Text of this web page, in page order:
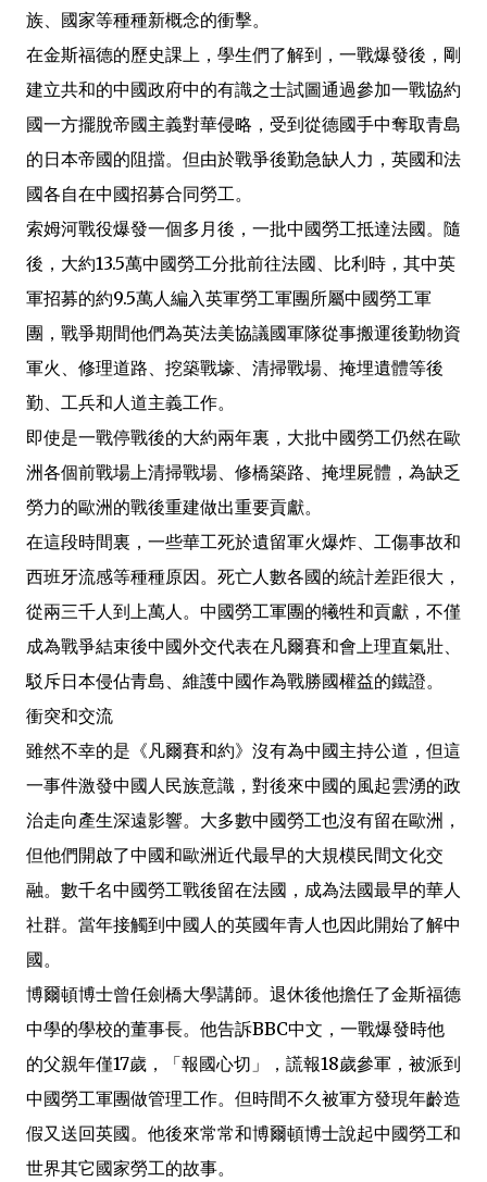
族、國家等種種新概念的衝擊。
在金斯福德的歷史課上，學生們了解到，一戰爆發後，剛
建立共和的中國政府中的有識之士試圖通過參加一戰協約
國一方擺脫帝國主義對華侵略，受到從德國手中奪取青島
的日本帝國的阻擋。但由於戰爭後勤急缺人力，英國和法
國各自在中國招募合同勞工。
索姆河戰役爆發一個多月後，一批中國勞工抵達法國。隨
後，大約13.5萬中國勞工分批前往法國、比利時，其中英
軍招募的約9.5萬人編入英軍勞工軍團所屬中國勞工軍
團，戰爭期間他們為英法美協議國軍隊從事搬運後勤物資
軍火、修理道路、挖築戰壕、清掃戰場、掩埋遺體等後
勤、工兵和人道主義工作。
即使是一戰停戰後的大約兩年裏，大批中國勞工仍然在歐
洲各個前戰場上清掃戰場、修橋築路、掩埋屍體，為缺乏
勞力的歐洲的戰後重建做出重要貢獻。
在這段時間裏，一些華工死於遺留軍火爆炸、工傷事故和
西班牙流感等種種原因。死亡人數各國的統計差距很大，
從兩三千人到上萬人。中國勞工軍團的犧牲和貢獻，不僅
成為戰爭結束後中國外交代表在凡爾賽和會上理直氣壯、
駁斥日本侵佔青島、維護中國作為戰勝國權益的鐵證。
衝突和交流
雖然不幸的是《凡爾賽和約》沒有為中國主持公道，但這
一事件激發中國人民族意識，對後來中國的風起雲湧的政
治走向產生深遠影響。大多數中國勞工也沒有留在歐洲，
但他們開啟了中國和歐洲近代最早的大規模民間文化交
融。數千名中國勞工戰後留在法國，成為法國最早的華人
社群。當年接觸到中國人的英國年青人也因此開始了解中
國。
博爾頓博士曾任劍橋大學講師。退休後他擔任了金斯福德
中學的學校的董事長。他告訴BBC中文，一戰爆發時他
的父親年僅17歲，「報國心切」，謊報18歲參軍，被派到
中國勞工軍團做管理工作。但時間不久被軍方發現年齡造
假又送回英國。他後來常常和博爾頓博士說起中國勞工和
世界其它國家勞工的故事。